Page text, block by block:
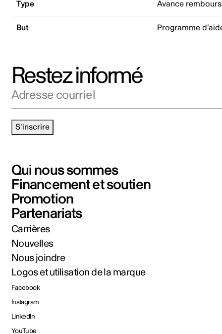
Type Avance
But Programme
Restez informé
S'inscrire
Qui nous sommes
Financement et soutien
Promotion
Partenariats
Carrières
Nouvelles
Nous joindre
Logos et utilisation de la marque
Facebook
Instagram
LinkedIn
YouTube